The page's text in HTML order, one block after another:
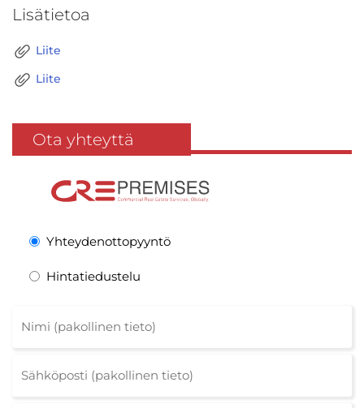
Lisätietoa
Liite
Liite
Ota yhteyttä
Yhteydenottopyyntö
Hintatiedustelu